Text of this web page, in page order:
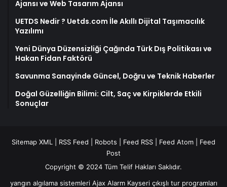
Ajansı ve Web Tasarım Ajansı
UETDS Nedir ? Uetds.com İle Akıllı Dijital Taşımacılık
Yazılımı
Yeni Dünya Düzensizliği Çağında Türk Dış Politikası ve
Hakan Fidan Faktörü
Savunma Sanayinde Güncel, Doğru ve Teknik Haberler
Doğal Güzelliğin Bilimi: Cilt, Saç ve Kirpiklerde Etkili
Sonuçlar
Sitemap XML RSS Feed Robots Feed RSS Feed Atom
Feed
Post
Copyright © 2024 Tüm Telif Hakları Saklıdır.
yangın algılama sistemleri Ajax Alarm Kayseri çıkışlı tur programları